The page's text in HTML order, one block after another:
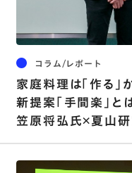
コラム/レポート
家庭料理は「作る」
新提案「手間楽」と
笠原将弘氏×夏山